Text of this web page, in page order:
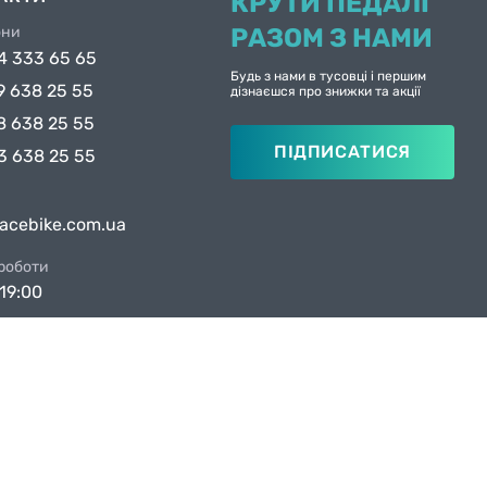
333 65 65
638 25 55
638 25 55
638 25 55
РАЗОМ З НАМИ
Будь з нами в тусовці і першим
дізнаєшся про знижки та акції
ПІДПИСАТИСЯ